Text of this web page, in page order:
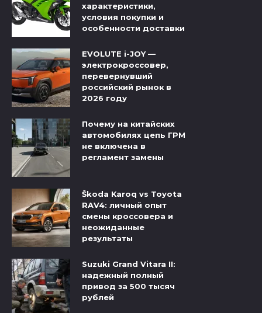
характеристики,
условия покупки и
особенности доставки
EVOLUTE i-JOY —
электрокроссовер,
перевернувший
российский рынок в
2026 году
Почему на китайских
автомобилях цепь ГРМ
не включена в
регламент замены
Škoda Karoq vs Toyota
RAV4: личный опыт
смены кроссовера и
неожиданные
результаты
Suzuki Grand Vitara II:
надежный полный
привод за 500 тысяч
рублей